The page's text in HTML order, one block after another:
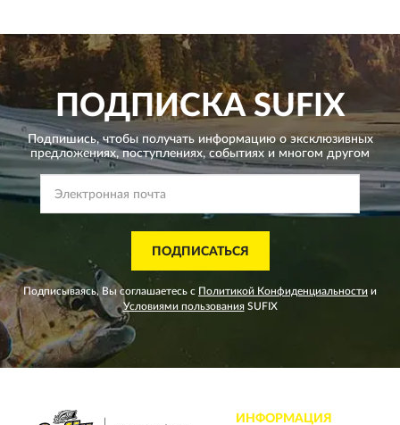
ПОДПИСКАSUFIX
Подпишись, чтобы получать информацию о эксклюзивных
предложениях,поступлениях, событиях и многом другом
ПОДПИСАТЬСЯ
Подписываясь, Вы соглашаетесь с Политикой Конфиденциальности и
Условиями пользованияSUFIX
ИНФОРМАЦИЯ